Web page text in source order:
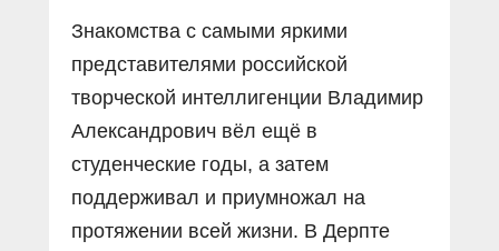
Знакомства с самыми яркими
представителями российской
творческой интеллигенции Владимир
Александрович вёл ещё в
студенческие годы, а затем
поддерживал и приумножал на
протяжении всей жизни. В Дерпте